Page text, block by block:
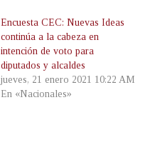
Encuesta CEC: Nuevas Ideas
continúa a la cabeza en
intención de voto para
diputados y alcaldes
jueves, 21 enero 2021 10:22 AM
En «Nacionales»